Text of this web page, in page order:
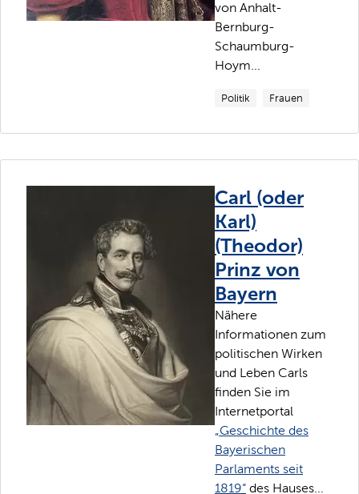
von Anhalt-
Bernburg-
Schaumburg-
Hoym...
Politik Frauen
Carl (oder
Karl)
(Theodor)
Prinz von
Bayern
Nähere
Informationen zum
politischen Wirken
und Leben Carls
finden Sie im
Internetportal
„Geschichte des
Bayerischen
Parlaments seit
1819“ des Hauses...